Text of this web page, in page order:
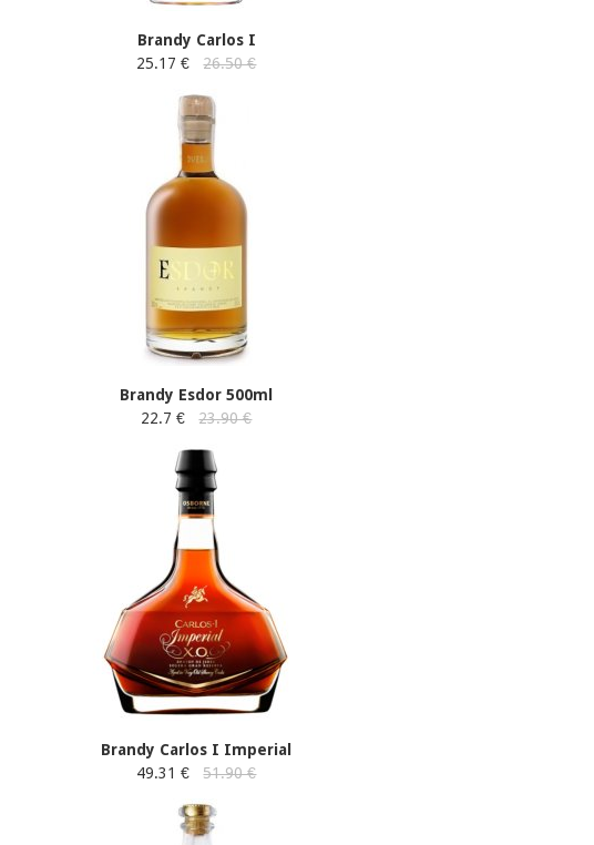
Brandy Carlos I
25.17 €
26.50 €
Brandy Esdor 500ml
22.7 €
23.90 €
Brandy Carlos I Imperial
49.31 €
51.90 €